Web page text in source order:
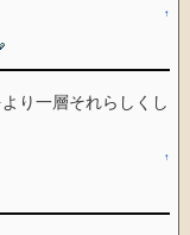
↑
り一層それらしくし
↑